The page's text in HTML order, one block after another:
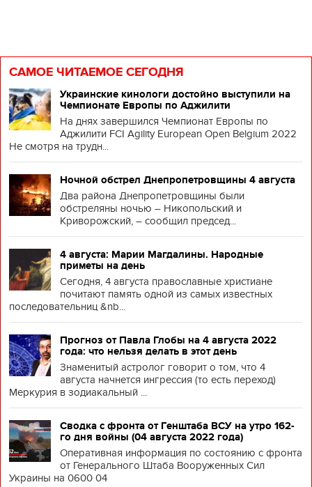
САМОЕ ЧИТАЕМОЕ СЕГОДНЯ
Украинские кинологи достойно выступили на
Чемпионате Европы по Аджилити
На днях завершился Чемпионат Европы по
Аджилити FCI Agility European Open Belgium 2022
Не смотря на трудн...
Ночной обстрел Днепропетровщины 4 августа
Два района Днепропетровщины были
обстреляны ночью – Никопольский и
Криворожский, – сообщил председ...
4 августа: Марии Магдалины. Народные
приметы на день
Сегодня, 4 августа православные христиане
почитают память одной из самых известных
последовательниц &nb...
Прогноз от Павла Глобы на 4 августа 2022
года: что нельзя делать в этот день
Знаменитый астролог говорит о том, что 4
августа начнется ингрессия (то есть переход)
Меркурия в зодиакальный ...
Сводка с фронта от Генштаба ВСУ на утро 162-
го дня войны (04 августа 2022 года)
Оперативная информация по состоянию с фронта
от Генерального Штаба Вооруженных Сил
Украины на 0600 04